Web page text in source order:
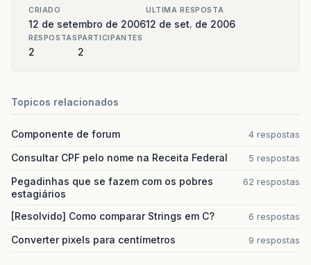
CRIADO
12 de setembro de 2006
ULTIMA RESPOSTA
12 de set. de 2006
RESPOSTAS
2
PARTICIPANTES
2
Topicos relacionados
Componente de forum 4 respostas
Consultar CPF pelo nome na Receita Federal 5 respostas
Pegadinhas que se fazem com os pobres
estagiários
62 respostas
[Resolvido] Como comparar Strings em C? 6 respostas
Converter pixels para centímetros 9 respostas